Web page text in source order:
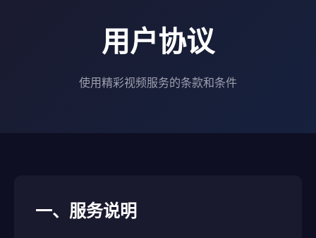
用户协议
使用精彩视频服务的条款和条件
一、服务说明